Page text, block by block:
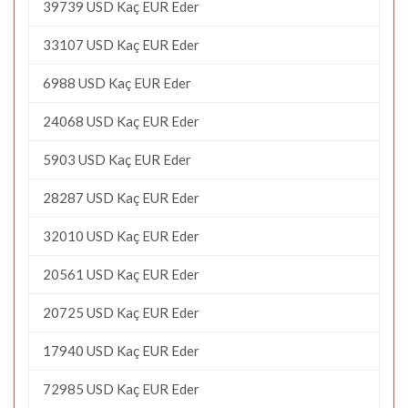
39739 USD Kaç EUR Eder
33107 USD Kaç EUR Eder
6988 USD Kaç EUR Eder
24068 USD Kaç EUR Eder
5903 USD Kaç EUR Eder
28287 USD Kaç EUR Eder
32010 USD Kaç EUR Eder
20561 USD Kaç EUR Eder
20725 USD Kaç EUR Eder
17940 USD Kaç EUR Eder
72985 USD Kaç EUR Eder